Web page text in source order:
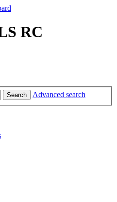
RC
Search Advanced search